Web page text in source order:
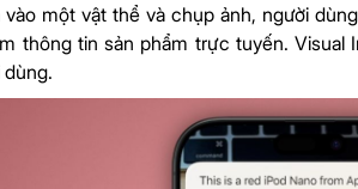
một vật thể và chụp ảnh, người
thông tin sản phẩm trực tuyến.